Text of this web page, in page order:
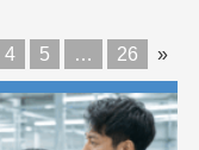
4 5 … 26 »